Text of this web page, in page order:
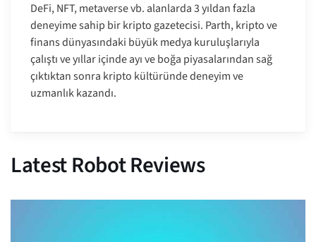
DeFi, NFT, metaverse vb. alanlarda 3 yıldan fazla
deneyime sahip bir kripto gazetecisi. Parth, kripto ve
finans dünyasındaki büyük medya kuruluşlarıyla
çalıştı ve yıllar içinde ayı ve boğa piyasalarından sağ
çıktıktan sonra kripto kültüründe deneyim ve
uzmanlık kazandı.
Latest Robot Reviews